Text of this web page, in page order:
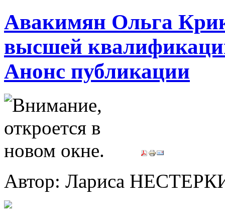
Авакимян Ольга
высшей
Анонс публикации
Автор: Лариса